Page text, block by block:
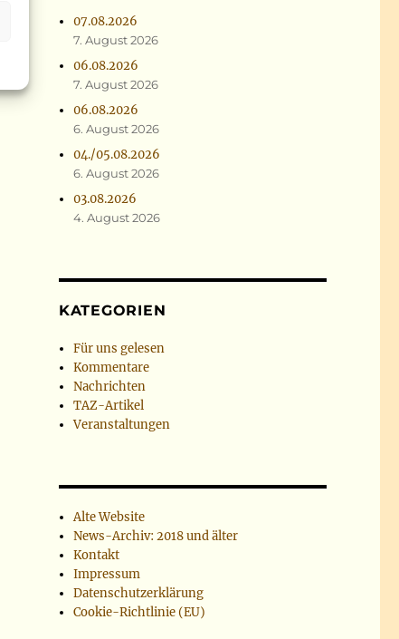
07.08.2026
7. August 2026
06.08.2026
7. August 2026
06.08.2026
6. August 2026
04./05.08.2026
6. August 2026
03.08.2026
4. August 2026
KATEGORIEN
Für uns gelesen
Kommentare
Nachrichten
TAZ-Artikel
Veranstaltungen
Alte Website
News-Archiv: 2018 und älter
Kontakt
Impressum
Datenschutzerklärung
Cookie-Richtlinie (EU)